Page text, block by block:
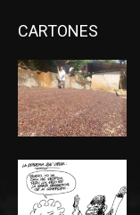
CARTONES